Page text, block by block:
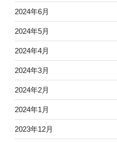
2024年6月
2024年5月
2024年4月
2024年3月
2024年2月
2024年1月
2023年12月